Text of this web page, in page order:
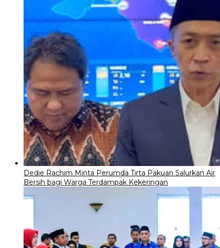
Dedie Rachim Minta Perumda Tirta Pakuan Salurkan Air
Bersih bagi Warga Terdampak Kekeringan